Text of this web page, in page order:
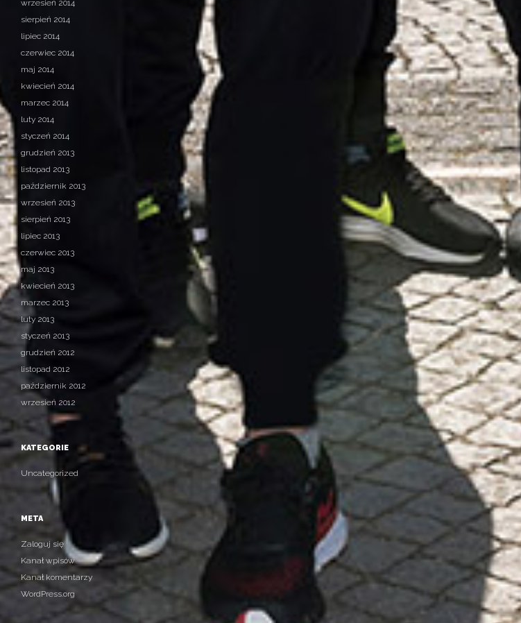
wrzesień 2014
sierpień 2014
lipiec 2014
czerwiec 2014
maj 2014
kwiecień 2014
marzec 2014
luty 2014
styczeń 2014
grudzień 2013
listopad 2013
październik 2013
wrzesień 2013
sierpień 2013
lipiec 2013
czerwiec 2013
maj 2013
kwiecień 2013
marzec 2013
luty 2013
styczeń 2013
grudzień 2012
listopad 2012
październik 2012
wrzesień 2012
KATEGORIE
Uncategorized
META
Zaloguj się
Kanał wpisów
Kanał komentarzy
WordPress.org